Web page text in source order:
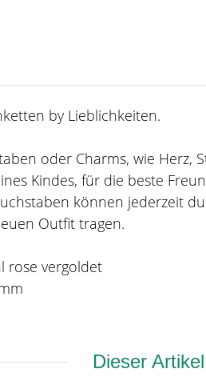
by Lieblichkeiten.
oder Charms, wie
Kindes, für die beste
können jederzeit
Outfit tragen.
rose vergoldet
Dieser